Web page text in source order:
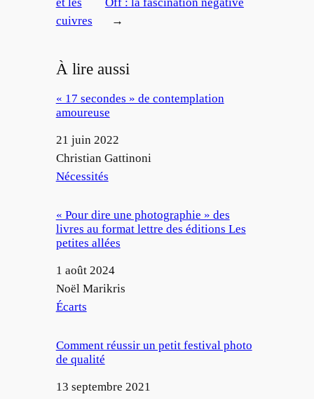
cuivres
→
À lire aussi
« 17 secondes » de contemplation
amoureuse
Date
21 juin 2022
Auteur
Christian Gattinoni
Par rapport à
Nécessités
« Pour dire une photographie » des
livres au format lettre des éditions Les
petites allées
Date
1 août 2024
Auteur
Noël Marikris
Par rapport à
Écarts
Comment réussir un petit festival photo
de qualité
Date
13 septembre 2021